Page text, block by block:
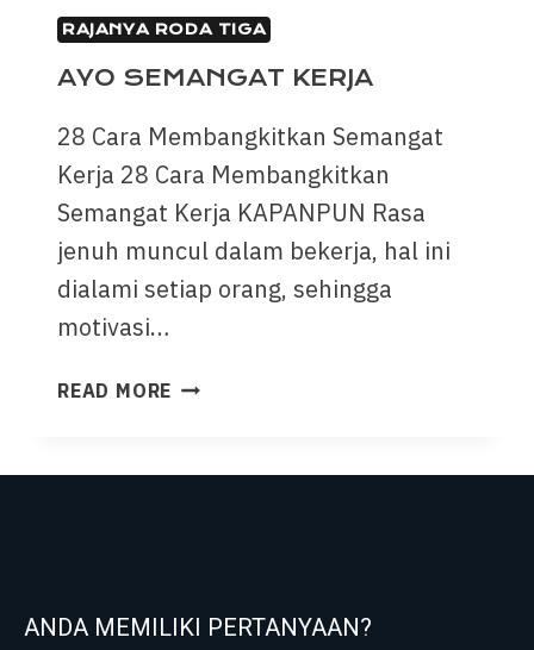
RAJANYA RODA TIGA
AYO SEMANGAT KERJA
28 Cara Membangkitkan Semangat
Kerja 28 Cara Membangkitkan
Semangat Kerja KAPANPUN Rasa
jenuh muncul dalam bekerja, hal ini
dialami setiap orang, sehingga
motivasi…
READ MORE
ANDA MEMILIKI PERTANYAAN?